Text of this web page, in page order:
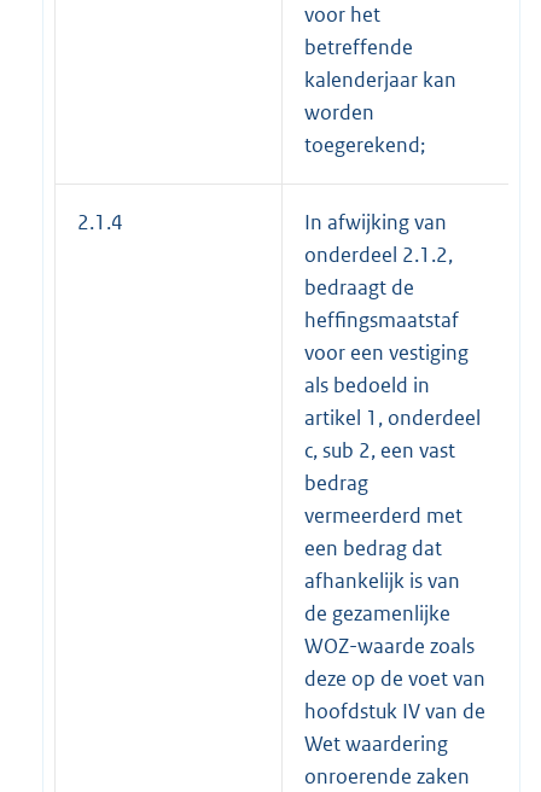
voor het
betreffende
kalenderjaar kan
worden
toegerekend;
2.1.4
In afwijking van
onderdeel 2.1.2,
bedraagt de
heffingsmaatstaf
voor een vestiging
als bedoeld in
artikel 1, onderdeel
c, sub 2, een vast
bedrag
vermeerderd met
een bedrag dat
afhankelijk is van
de gezamenlijke
WOZ-waarde zoals
deze op de voet van
hoofdstuk IV van de
Wet waardering
onroerende zaken